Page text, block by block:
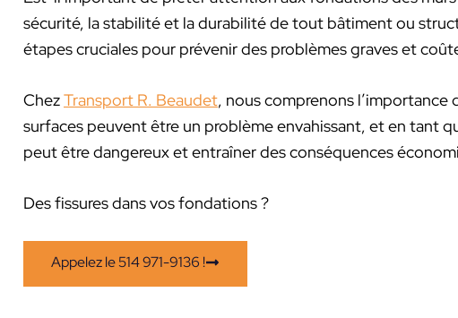
sécurité, la stabilité et la durabilité de tout bâtiment ou
étapes cruciales pour prévenir des problèmes graves et
ChezTransport R. Beaudet, nous comprenons
surfaces peuvent être un problème envahissant, et en tant
peut être dangereux et entraîner des conséquences
Des fissures dans vos fondations ?
Appelez le 514 971-9136 !